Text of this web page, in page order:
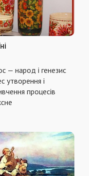
— народ і генезис
утворення і
процесів